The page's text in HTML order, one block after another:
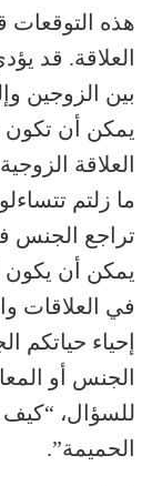
هذه
العلاقة. قد
بين الزوجين
يمكن أن تكون
العلاقة
ما زلتم
تراجع الجنس
يمكن أن
في العلاقات
إحياء حياتكم
الجنس أو
للسؤال، “كيف
الحميمة”.